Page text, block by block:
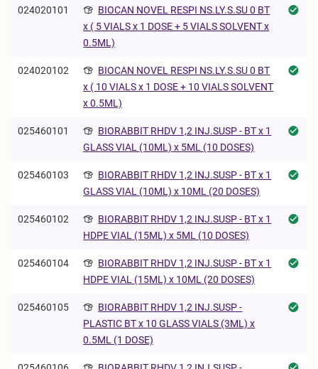
024020101
BIOCAN NOVEL RESPI NS.LY.S.SU 0 BT
x ( 5 VIALS x 1 DOSE + 5 VIALS SOLVENT x
0.5ML)
024020102
BIOCAN NOVEL RESPI NS.LY.S.SU 0 BT
x ( 10 VIALS x 1 DOSE + 10 VIALS SOLVENT
x 0.5ML)
025460101
BIORABBIT RHDV 1,2 INJ.SUSP - BT x 1
GLASS VIAL (10ML) x 5ML (10 DOSES)
025460103
BIORABBIT RHDV 1,2 INJ.SUSP - BT x 1
GLASS VIAL (10ML) x 10ML (20 DOSES)
025460102
BIORABBIT RHDV 1,2 INJ.SUSP - BT x 1
HDPE VIAL (15ML) x 5ML (10 DOSES)
025460104
BIORABBIT RHDV 1,2 INJ.SUSP - BT x 1
HDPE VIAL (15ML) x 10ML (20 DOSES)
025460105
BIORABBIT RHDV 1,2 INJ.SUSP -
PLASTIC BT x 10 GLASS VIALS (3ML) x
0.5ML (1 DOSE)